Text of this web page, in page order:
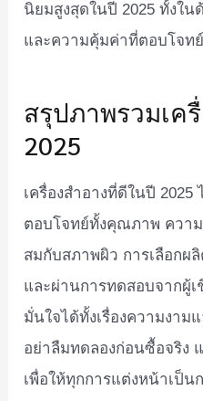
นิยมสูงสุดในปี 2025 ทั้งใ
และความคุ้มค่าที่ตอบโจท
สรุปภาพรวมเค
2025
เครื่องสำอางที่ดีในปี
ตอบโจทย์ทั้งคุณภาพ ควา
สมกับสภาพผิว การเลือก
และผ่านการทดสอบจากผู้
มั่นใจได้ทั้งเรื่องความงาม
อย่าลืมทดลองก่อนซื้อจริง
เพื่อให้ทุกการแต่งหน้าเป็น